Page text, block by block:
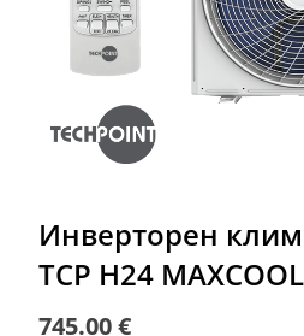
Инверторен
TCP H24 MAXCOOL
745.00€